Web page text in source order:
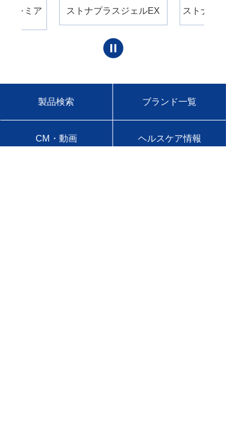
プレミア ストナプラスジェルEX ストナジ
製品検索 ブランド一覧
CM・動画 ヘルスケア情報